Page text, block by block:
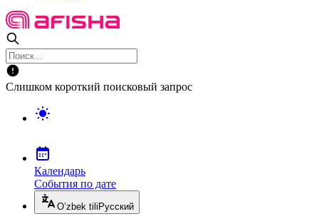
Слишком короткий поисковый запрос
Календарь
События по дате
O’zbek tili Русский